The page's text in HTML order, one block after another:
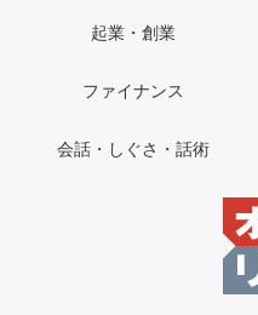
起業・創業
ファイナンス
会話・しぐさ・話術